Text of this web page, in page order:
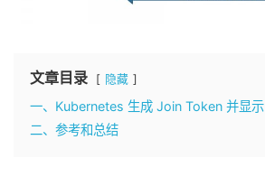
文章目录 隐藏
一、Kubernetes 生成 Join Token 并显示
二、参考和总结